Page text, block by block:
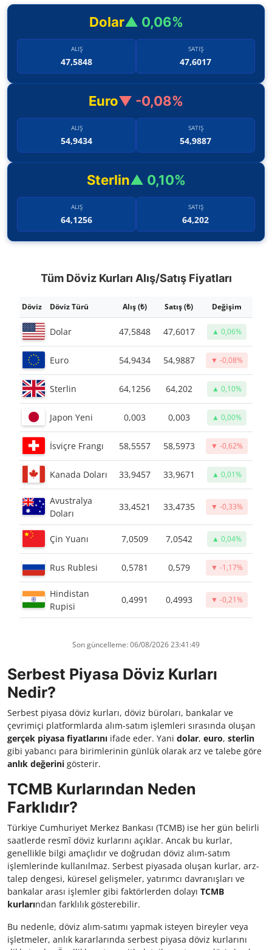
Dolar▲ 0,06%
ALIŞ
47,5848
SATIŞ
47,6017
Euro▼ -0,08%
ALIŞ
54,9434
SATIŞ
54,9887
Sterlin▲ 0,10%
ALIŞ
64,1256
SATIŞ
64,202
Tüm Döviz Kurları Alış/Satış Fiyatları
Döviz Döviz Türü Alış (₺) Satış (₺) Değişim
Dolar 47,5848 47,6017 ▲ 0,06%
Euro 54,9434 54,9887 ▼ -0,08%
Sterlin 64,1256 64,202 ▲ 0,10%
Japon Yeni 0,003 0,003 ▲ 0,00%
İsviçre Frangı 58,5557 58,5973 ▼ -0,62%
Kanada Doları 33,9457 33,9671 ▲ 0,01%
Avustralya
Doları
33,4521 33,4735 ▼ -0,33%
Çin Yuanı 7,0509 7,0542 ▲ 0,04%
Rus Rublesi 0,5781 0,579 ▼ -1,17%
Hindistan
Rupisi
0,4991 0,4993 ▼ -0,21%
Son güncelleme: 06/08/2026 23:41:49
Serbest Piyasa Döviz Kurları
Nedir?
Serbest piyasa döviz kurları, döviz büroları, bankalar ve
çevrimiçi platformlarda alım-satım işlemleri sırasında oluşan
gerçek piyasa fiyatlarını ifade eder. Yani dolar, euro, sterlin
gibi yabancı para birimlerinin günlük olarak arz ve talebe göre
anlık değerini gösterir.
TCMB Kurlarından Neden
Farklıdır?
Türkiye Cumhuriyet Merkez Bankası (TCMB) ise her gün belirli
saatlerde resmî döviz kurlarını açıklar. Ancak bu kurlar,
genellikle bilgi amaçlıdır ve doğrudan döviz alım-satım
işlemlerinde kullanılmaz. Serbest piyasada oluşan kurlar, arz-
talep dengesi, küresel gelişmeler, yatırımcı davranışları ve
bankalar arası işlemler gibi faktörlerden dolayı TCMB
kurlarından farklılık gösterebilir.
Bu nedenle, döviz alım-satımı yapmak isteyen bireyler veya
işletmeler, anlık kararlarında serbest piyasa döviz kurlarını